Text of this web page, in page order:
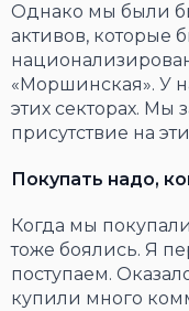
Однако мы были
активов, которые
«Моршинская». У
этих секторах. Мы
присутствие на
Покупать надо,
Когда мы
тоже боялись. Я
поступаем.
купили много